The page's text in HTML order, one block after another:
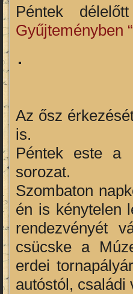
Péntek
Gyűjteményben
Az ősz
is.
Péntek este a
sorozat.
Szombaton
én is kénytelen
rendezvényét
csücske a
erdei
autóstól, családi